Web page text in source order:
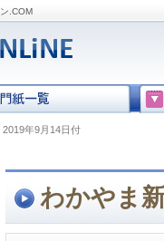
.COM
2019年9月14日付
わかやま